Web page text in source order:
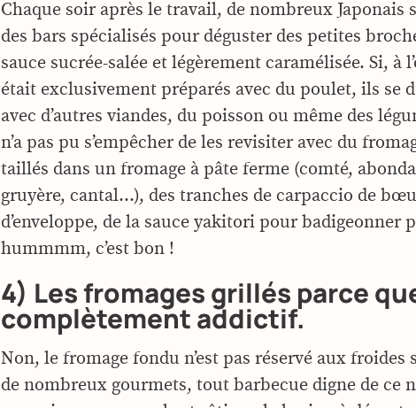
Chaque soir après le travail, de nombreux Japonais
des bars spécialisés pour déguster des petites
sauce sucrée-salée et légèrement caramélisée. Si, à
était exclusivement préparés avec du poulet, ils se
avec d’autres viandes, du poisson ou même des
n’a pas pu s’empêcher de les revisiter avec du
taillés dans un fromage à pâte ferme (comté,
gruyère, cantal…), des tranches de carpaccio de
d’enveloppe, de la sauce yakitori pour badigeonner
hummmm, c’est bon !
4) Les fromages grillés parce
complètement addictif.
Non, le fromage fondu n’est pas réservé aux froides
de nombreux gourmets, tout barbecue digne de ce